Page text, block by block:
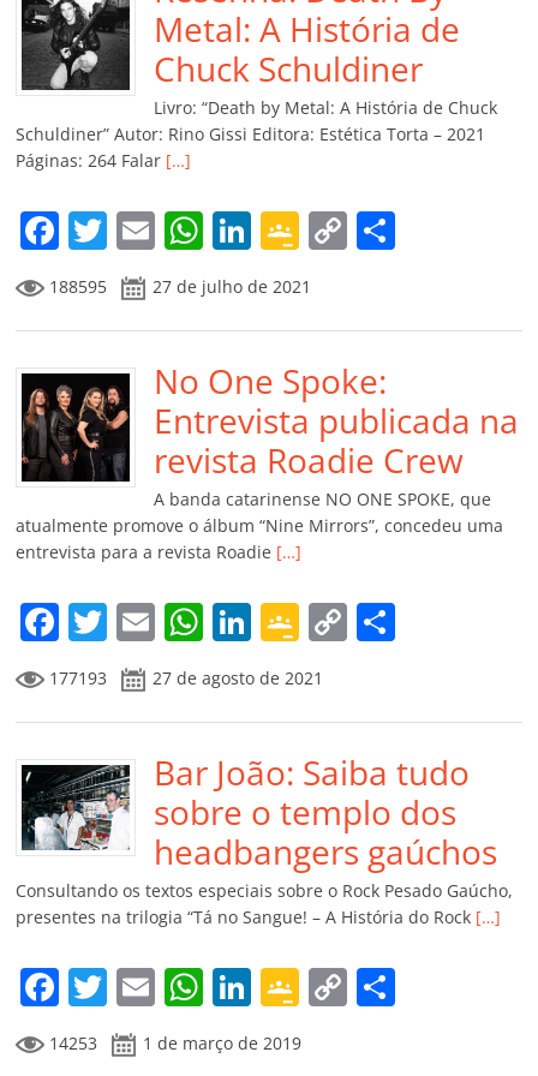
o
o
k
p
p
n Cl
a
ss
ro
m
n
k
til
h
ar
Metal: A História de
Chuck Schuldiner
Livro: “Death by Metal: A História de Chuck
Schuldiner” Autor: Rino Gissi Editora: Estética Torta – 2021
Páginas: 264 Falar […]
F
a
c
e
b
o
o
k
T
w
itt
er
E
m
ai
l
W
h
at
s
A
p
p
Li
n
k
e
dI
n
G
o
o
gl
e
Cl
a
ss
ro
o
m
C
y
Li
n
k
p
til
h
ar
188595 27 de julho de 2021
No One Spoke:
Entrevista publicada na
revista Roadie Crew
A banda catarinense NO ONE SPOKE, que
atualmente promove o álbum “Nine Mirrors”, concedeu uma
entrevista para a revista Roadie […]
F
a
c
e
b
o
o
k
T
w
itt
er
E
m
ai
l
W
at
s
A
p
p
Li
n
k
e
dI
n
G
o
o
gl
e
Cl
a
ss
ro
o
m
C
y
Li
n
k
p
ar
til
h
ar
177193 27 de agosto de 2021
Bar João: Saiba tudo
sobre o templo dos
headbangers gaúchos
Consultando os textos especiais sobre o Rock Pesado Gaúcho,
presentes na trilogia “Tá no Sangue! – A História do Rock […]
F
a
c
T
w
itt
E
m
ai
W
at
Li
n
k
G
o
o
C
14253 1 de março de 2019